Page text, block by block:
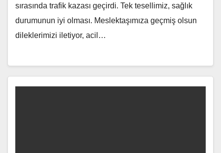
sırasında trafik kazası geçirdi. Tek tesellimiz, sağlık
durumunun iyi olması. Meslektaşımıza geçmiş olsun
dileklerimizi iletiyor, acil…